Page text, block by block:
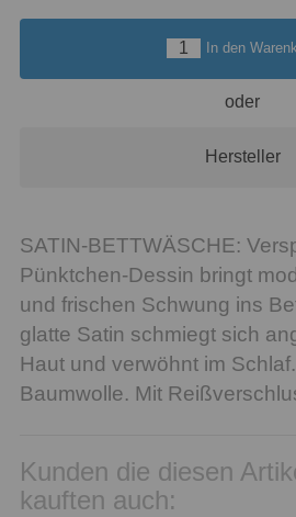
In den
oder
Hersteller
SATIN-BETTWÄSCHE:
Pünktchen-Dessin bringt
und frischen Schwung ins
glatte Satin schmiegt sich
Haut und verwöhnt im
Baumwolle. Mit
Kunden die diesen
kauften auch: